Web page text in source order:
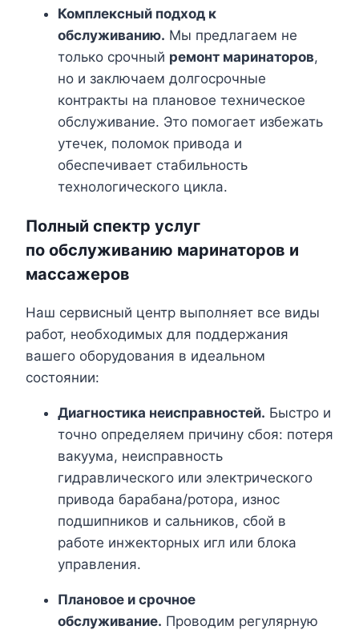
Комплексный подход к
обслуживанию. Мы предлагаем не
только срочный ремонт маринаторов,
но и заключаем долгосрочные
контракты на плановое техническое
обслуживание. Это помогает избежать
утечек, поломок привода и
обеспечивает стабильность
технологического цикла.
Полный спектр услуг
по обслуживанию маринаторов и
массажеров
Наш сервисный центр выполняет все виды
работ, необходимых для поддержания
вашего оборудования в идеальном
состоянии:
Диагностика неисправностей. Быстро и
точно определяем причину сбоя: потеря
вакуума, неисправность
гидравлического или электрического
привода барабана/ротора, износ
подшипников и сальников, сбой в
работе инжекторных игл или блока
управления.
Плановое и срочное
обслуживание. Проводим регулярную